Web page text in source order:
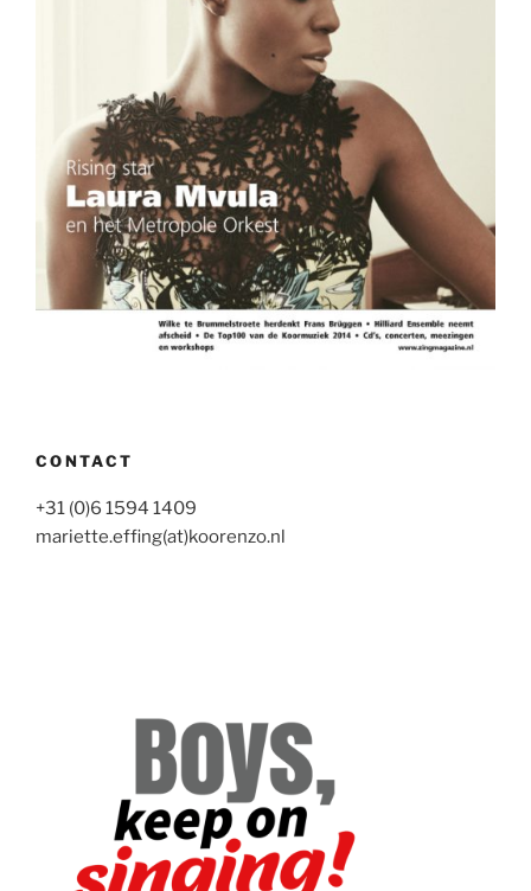
CONTACT
+31 (0)6 1594 1409
mariette.effing(at)koorenzo.nl